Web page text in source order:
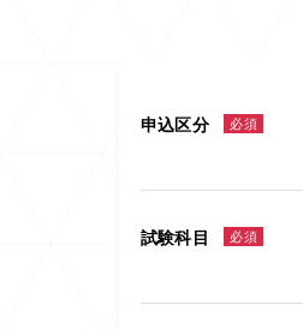
申込区分 必須
試験科目 必須